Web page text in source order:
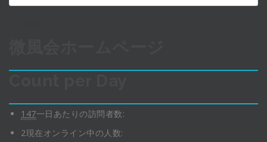
147一日あたりの訪問者数:
2現在オンライン中の人数: